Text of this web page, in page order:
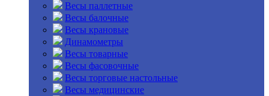
Весы паллетные
Весы балочные
Весы крановые
Динамометры
Весы товарные
Весы фасовочные
Весы торговые настольные
Весы медицинские